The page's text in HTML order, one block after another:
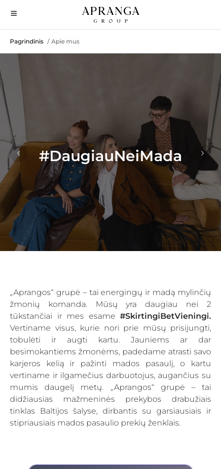
Pagrindinis / Apie mus
#DaugiauNeiMada
„Aprangos“ grupė – tai energingų ir madą mylinčių
žmonių komanda. Mūsų yra daugiau nei 2
tūkstančiai ir mes esame #SkirtingiBetVieningi.
Vertiname visus, kurie nori prie mūsų prisijungti,
tobulėti ir augti kartu. Jauniems ar dar
besimokantiems žmonėms, padedame atrasti savo
karjeros kelią ir pažinti mados pasaulį, o kartu
vertiname ir ilgamečius darbuotojus, augančius su
mumis daugelį metų. „Aprangos“ grupė – tai
didžiausias mažmeninės prekybos drabužiais
tinklas Baltijos šalyse, dirbantis su garsiausiais ir
stipriausiais mados pasaulio prekių ženklais.